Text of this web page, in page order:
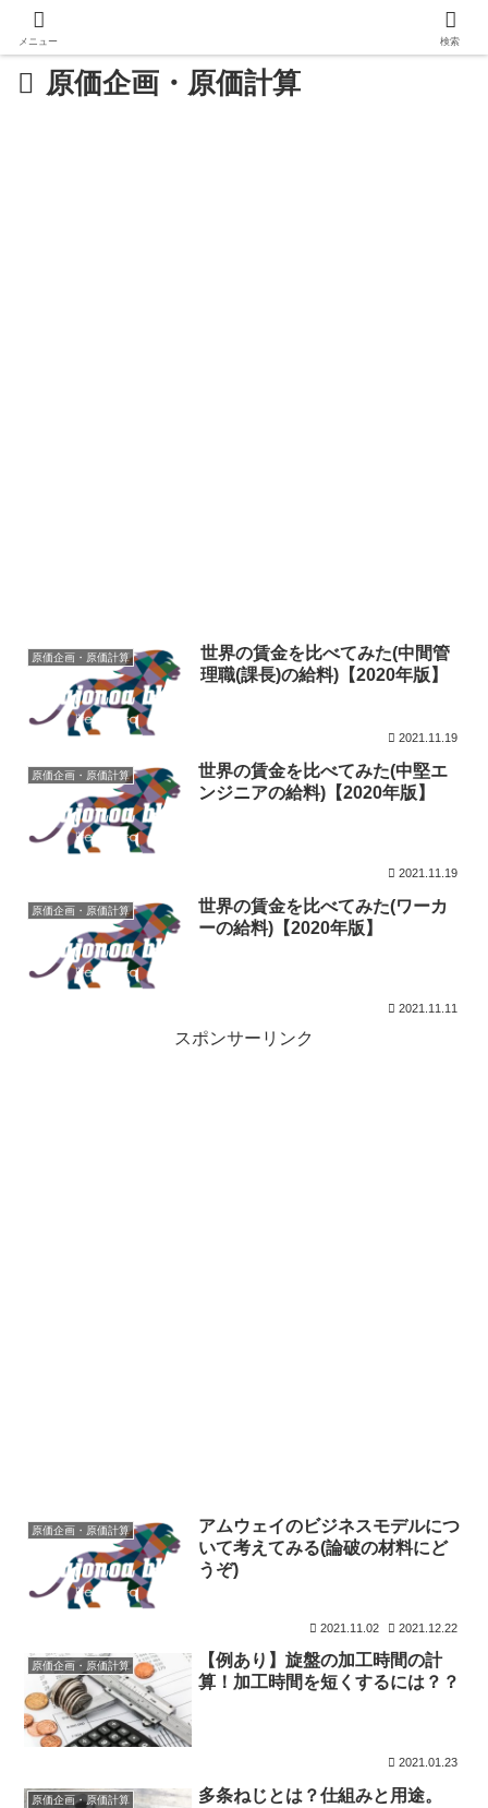
原価企画・原価計算
原価企画・原価計算
世界の賃金を比べてみた(中間管
理職(課長)の給料)【2020年版】
2021.11.19
原価企画・原価計算
世界の賃金を比べてみた(中堅エ
ンジニアの給料)【2020年版】
2021.11.19
原価企画・原価計算
世界の賃金を比べてみた(ワーカ
ーの給料)【2020年版】
2021.11.11
スポンサーリンク
原価企画・原価計算
アムウェイのビジネスモデルにつ
いて考えてみる(論破の材料にど
うぞ)
2021.11.02 2021.12.22
原価企画・原価計算
【例あり】旋盤の加工時間の計
算！加工時間を短くするには？？
2021.01.23
原価企画・原価計算 多条ねじとは？仕組みと用途。
メニュー 検索